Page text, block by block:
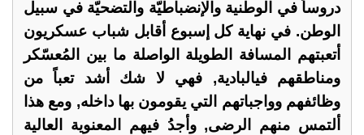
دروساً في الوطنية والإنضباطيّة والتضحيّة في سبيل
الوطن. في نهاية كل إسبوع أقابل شباب عسكريون
أتعبتهم المسافة الطويلة الواصلة ما بين المُعسّكر
ومناطقهم فيالبادية, فهي لا شك أشد تعباً من
وظائفهم وواجباتهم التي يقومون بها داخله, ومع هذا
ألتمس منهم الرضى, وأجدُ فيهم المعنوية العالية